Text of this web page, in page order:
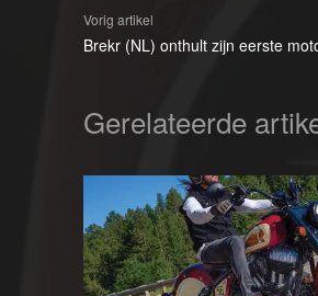
Vorig artikel
Brekr (NL) onthult zijn eerste
Gerelateerde